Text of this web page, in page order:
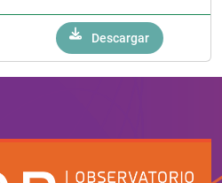
Descargar